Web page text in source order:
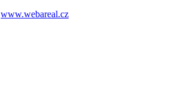
www.webareal.cz